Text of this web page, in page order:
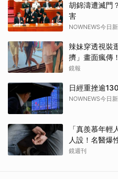
胡錦濤遭滅門
害
NOWNEWS今日
辣妹穿透視裝
擠」畫面瘋傳
讚
鏡報
日經重挫逾
NOWNEWS今日
「真羨慕年
人設！名醫爆
鬧鐘響才停
鏡週刊